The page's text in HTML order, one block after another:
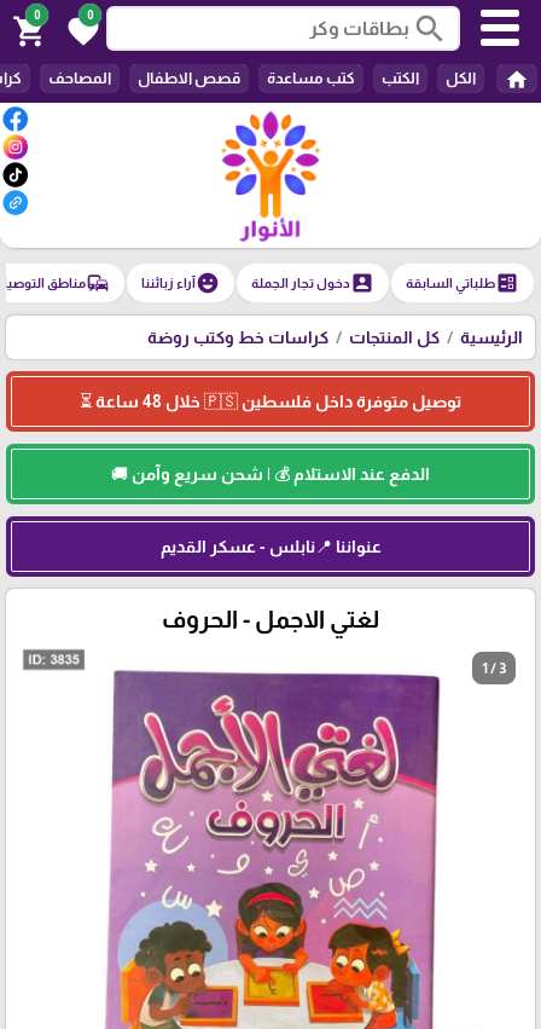
search
0
favorite
0
shopping_cart
home الكل الكتب كتب مساعدة قصص الاطفال المصاحف
ballotطلباتي السابقة account_boxدخول تجار الجملة emoji_emotionsآراء زبائننا commuteمناطق
الرئيسية كل المنتجات كراسات خط وكتب روضة
توصيل متوفرة داخل فلسطين 🇵🇸 خلال 48 ساعة ⏳
الدفع عند الاستلام 💰 | شحن سريع وآمن 🚚
عنواننا 📍نابلس - عسكر القديم
لغتي الاجمل - الحروف
1 / 3